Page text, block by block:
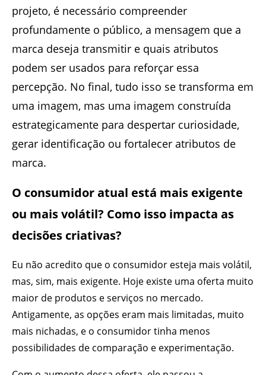
projeto, é necessário compreender
profundamente o público, a mensagem que a
marca deseja transmitir e quais atributos
podem ser usados para reforçar essa
percepção. No final, tudo isso se transforma em
uma imagem, mas uma imagem construída
estrategicamente para despertar curiosidade,
gerar identificação ou fortalecer atributos de
marca.
O consumidor atual está mais exigente
ou mais volátil? Como isso impacta as
decisões criativas?
Eu não acredito que o consumidor esteja mais volátil,
mas, sim, mais exigente. Hoje existe uma oferta muito
maior de produtos e serviços no mercado.
Antigamente, as opções eram mais limitadas, muito
mais nichadas, e o consumidor tinha menos
possibilidades de comparação e experimentação.